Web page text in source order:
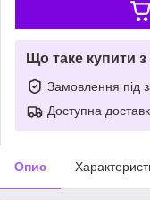
Що таке купити
Замовлення під
Доступна
Опис